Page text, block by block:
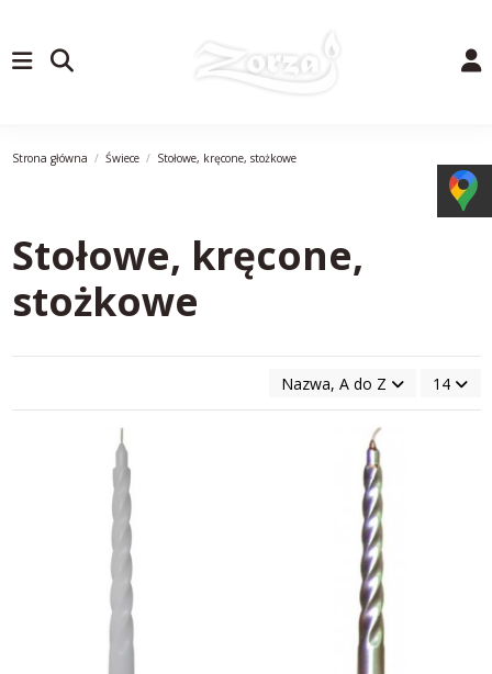
Strona główna Świece Stołowe, kręcone, stożkowe
Stołowe, kręcone,
stożkowe
Nazwa, A do Z 14